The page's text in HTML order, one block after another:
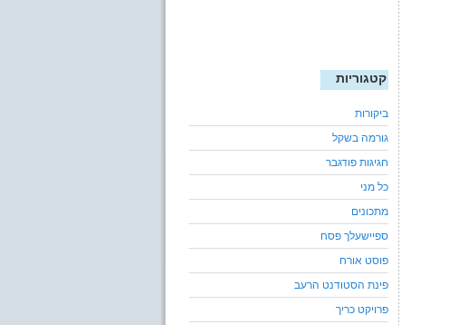
קטגוריות
ביקורות
גורמה בשקל
חגיגות פודגבר
כל מני
מתכונים
ספיישעלך פסח
פוסט אורח
פינת הסטודנט הרעב
פרויקט כריך